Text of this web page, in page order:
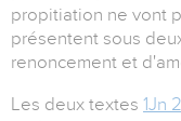
propitiation ne vont
présentent sous
renoncement et
Les deux textes 1Jn